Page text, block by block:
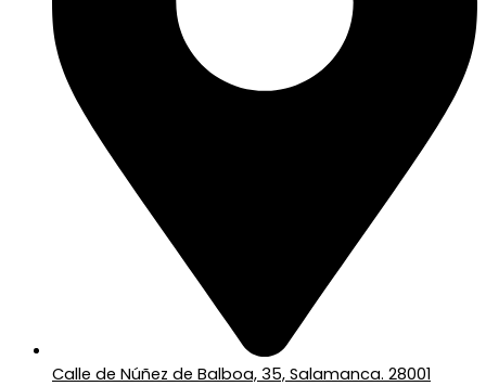
Calle de Núñez de Balboa, 35, Salamanca. 28001